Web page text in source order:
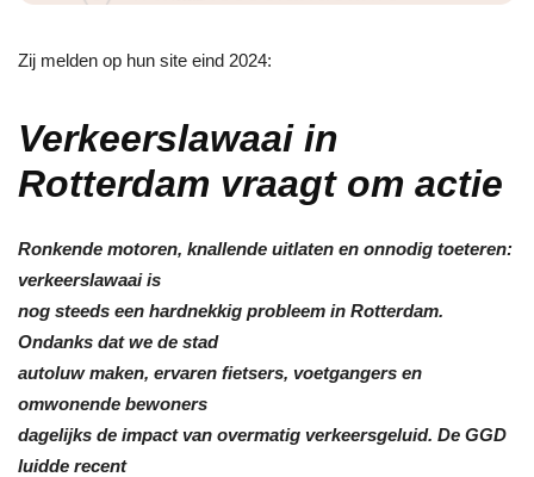
Zij melden op hun site eind 2024:
Verkeerslawaai in
Rotterdam vraagt om actie
Ronkende motoren, knallende uitlaten en onnodig toeteren:
verkeerslawaai is
nog steeds een hardnekkig probleem in Rotterdam.
Ondanks dat we de stad
autoluw maken, ervaren fietsers, voetgangers en
omwonende bewoners
dagelijks de impact van overmatig verkeersgeluid. De GGD
luidde recent